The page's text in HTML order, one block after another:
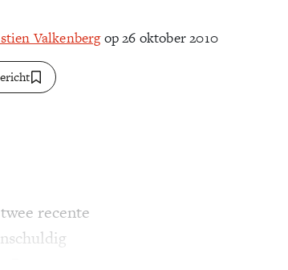
Valkenbergop 26 oktober 2010
recente